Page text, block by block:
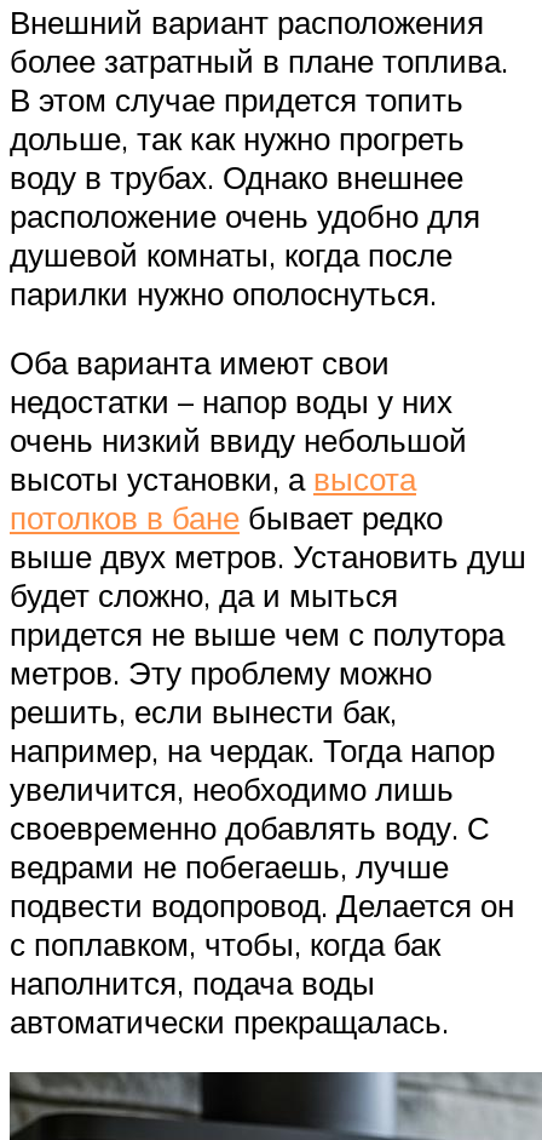
Внешний вариант расположения
более затратный в плане топлива.
В этом случае придется топить
дольше, так как нужно прогреть
воду в трубах. Однако внешнее
расположение очень удобно для
душевой комнаты, когда после
парилки нужно ополоснуться.
Оба варианта имеют свои
недостатки – напор воды у них
очень низкий ввиду небольшой
высоты установки, а высота
потолков в бане бывает редко
выше двух метров. Установить душ
будет сложно, да и мыться
придется не выше чем с полутора
метров. Эту проблему можно
решить, если вынести бак,
например, на чердак. Тогда напор
увеличится, необходимо лишь
своевременно добавлять воду. С
ведрами не побегаешь, лучше
подвести водопровод. Делается он
с поплавком, чтобы, когда бак
наполнится, подача воды
автоматически прекращалась.